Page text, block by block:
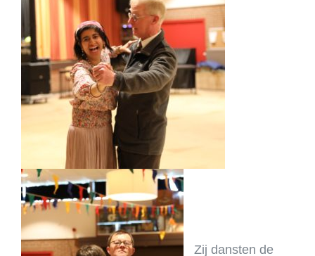
Zij dansten de